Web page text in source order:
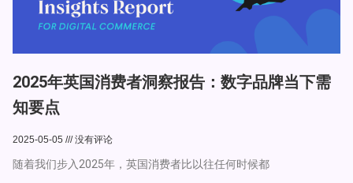
2025年英国消费者洞察报告：数字品牌当下需
知要点
2025-05-05 没有评论
随着我们步入2025年，英国消费者比以往任何时候都